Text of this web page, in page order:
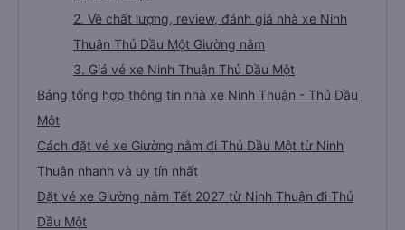
2. Về chất lượng, review, đánh giá nhà xe Ninh
Thuận Thủ Dầu Một Giường nằm
3. Giá vé xe Ninh Thuận Thủ Dầu Một
Bảng tổng hợp thông tin nhà xe Ninh Thuận - Thủ Dầu
Một
Cách đặt vé xe Giường nằm đi Thủ Dầu Một từ Ninh
Thuận nhanh và uy tín nhất
Đặt vé xe Giường nằm Tết 2027 từ Ninh Thuận đi Thủ
Dầu Một